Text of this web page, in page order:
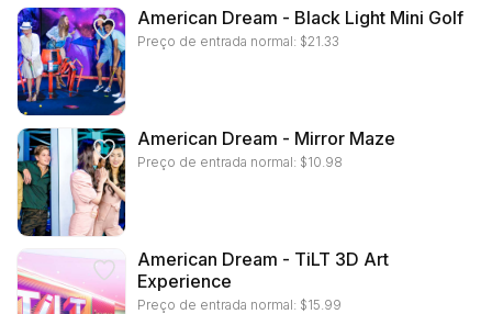
American Dream - Black Light Mini Golf
Preço de entrada normal: $21.33
American Dream - Mirror Maze
Preço de entrada normal: $10.98
American Dream - TiLT 3D Art
Experience
Preço de entrada normal: $15.99